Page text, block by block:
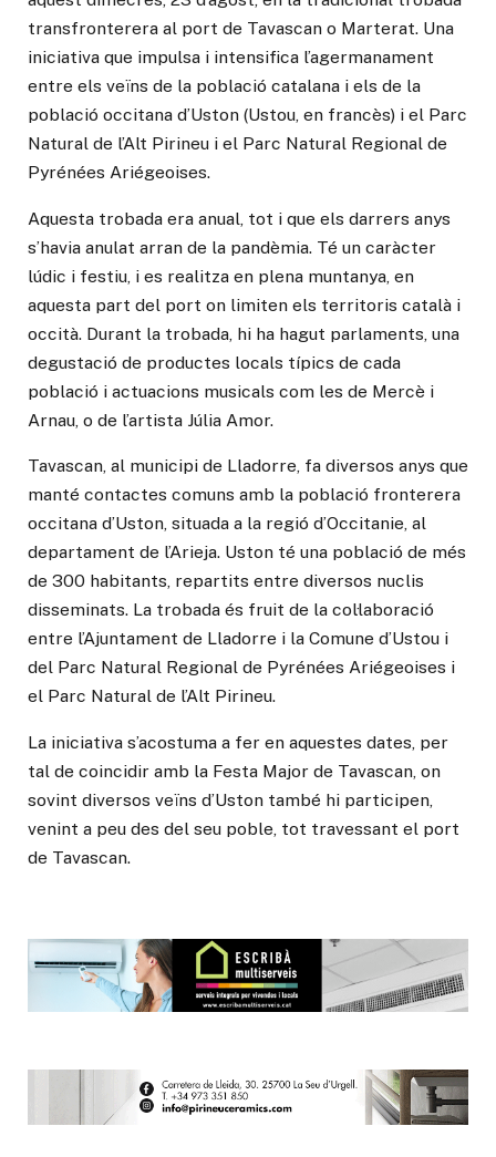
transfronterera al port de Tavascan o Marterat. Una
iniciativa que impulsa i intensifica l’agermanament
entre els veïns de la població catalana i els de la
població occitana d’Uston (Ustou, en francès) i el Parc
Natural de l’Alt Pirineu i el Parc Natural Regional de
Pyrénées Ariégeoises.
Aquesta trobada era anual, tot i que els darrers anys
s’havia anulat arran de la pandèmia. Té un caràcter
lúdic i festiu, i es realitza en plena muntanya, en
aquesta part del port on limiten els territoris català i
occità. Durant la trobada, hi ha hagut parlaments, una
degustació de productes locals típics de cada
població i actuacions musicals com les de Mercè i
Arnau, o de l’artista Júlia Amor.
Tavascan, al municipi de Lladorre, fa diversos anys que
manté contactes comuns amb la població fronterera
occitana d’Uston, situada a la regió d’Occitanie, al
departament de l’Arieja. Uston té una població de més
de 300 habitants, repartits entre diversos nuclis
disseminats. La trobada és fruit de la col·laboració
entre l’Ajuntament de Lladorre i la Comune d’Ustou i
del Parc Natural Regional de Pyrénées Ariégeoises i
el Parc Natural de l’Alt Pirineu.
La iniciativa s’acostuma a fer en aquestes dates, per
tal de coincidir amb la Festa Major de Tavascan, on
sovint diversos veïns d’Uston també hi participen,
venint a peu des del seu poble, tot travessant el port
de Tavascan.